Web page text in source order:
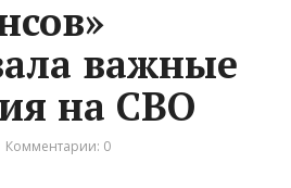
важные
на СВО
Комментарии: 0